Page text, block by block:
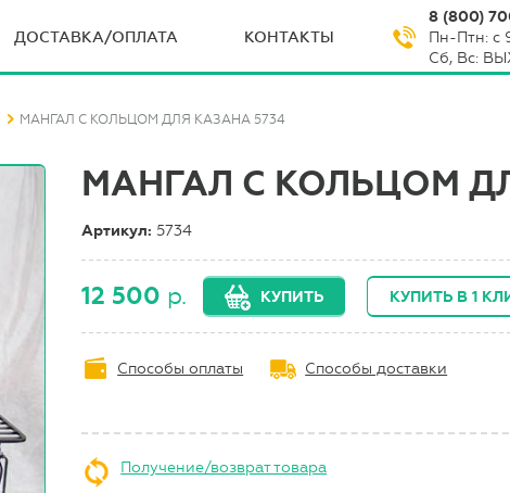
ДОСТАВКА/ОПЛАТА КОНТАКТЫ
8 (800)
Пн-Птн: с
Сб, Вс:
МАНГАЛ С КОЛЬЦОМ ДЛЯ КАЗАНА 5734
МАНГАЛ С КОЛЬЦОМ
Артикул: 5734
12 500 р. КУПИТЬ КУПИТЬ В 1
Способы оплаты Способы доставки
Получение/возврат товара